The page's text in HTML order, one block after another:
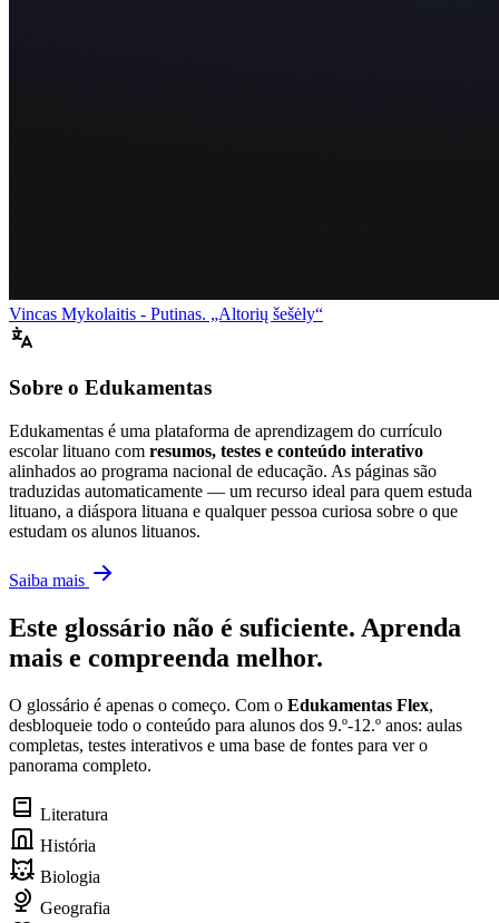
Vincas Mykolaitis - Putinas. „Altorių šešėly“
Sobre o Edukamentas
Edukamentas é uma plataforma de aprendizagem do currículo
escolar lituano com resumos, testes e conteúdo interativo
alinhados ao programa nacional de educação. As páginas são
traduzidas automaticamente — um recurso ideal para quem estuda
lituano, a diáspora lituana e qualquer pessoa curiosa sobre o que
estudam os alunos lituanos.
Saiba mais
Este glossário não é suficiente. Aprenda
mais e compreenda melhor.
O glossário é apenas o começo. Com o Edukamentas Flex,
desbloqueie todo o conteúdo para alunos dos 9.º-12.º anos: aulas
completas, testes interativos e uma base de fontes para ver o
panorama completo.
Literatura
História
Biologia
Geografia